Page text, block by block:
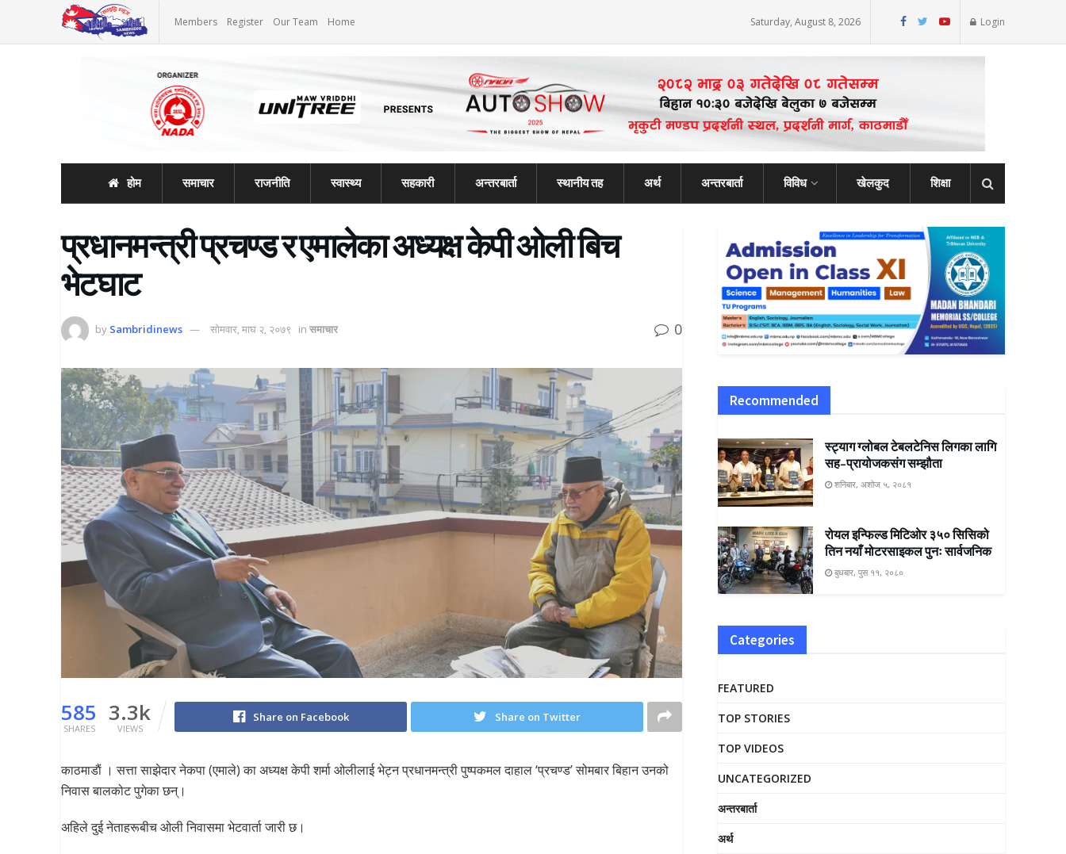
Members Register Our Team Home Saturday, August 8, 2026 Login
होम समाचार राजनीति स्वास्थ्य सहकारी अन्तरबार्ता स्थानीय तह अर्थ अन्तरबार्ता विविध खेलकुद शिक्षा
प्रधानमन्त्री प्रचण्ड र एमालेका अध्यक्ष केपी ओली बिच
भेटघाट
by Sambridinews सोमवार, माघ २, २०७९ in समाचार 0
585
SHARES
3.3k
VIEWS
Share on Facebook Share on Twitter
काठमाडाैं । सत्ता साझेदार नेकपा (एमाले) का अध्यक्ष केपी शर्मा ओलीलाई भेट्न प्रधानमन्त्री पुष्पकमल दाहाल ‘प्रचण्ड’ सोमबार बिहान उनको
निवास बालकोट पुगेका छन्।
अहिले दुई नेताहरूबीच ओली निवासमा भेटवार्ता जारी छ।
Recommended
स्ट्याग ग्लोबल टेबलटेनिस लिगका लागि
सह–प्रायोजकसंग सम्झौता
शनिबार, अशोज ५, २०८१
रोयल इन्फिल्ड मिटिओर ३५० सिसिको
तिन नयाँ मोटरसाइकल पुनः सार्वजनिक
बुधबार, पुस ११, २०८०
Categories
FEATURED
TOP STORIES
TOP VIDEOS
UNCATEGORIZED
अन्तरबार्ता
अर्थ